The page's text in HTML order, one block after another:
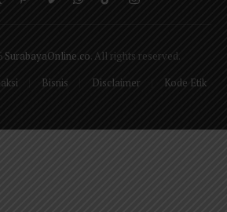
PinterestVimeoWhatsApp
TikTokInstagram
SurabayaOnline.co . All rights reserved.
Bisnis Disclaimer Kode Etik